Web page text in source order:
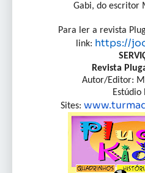
Gabi, do escritor
Para ler a revista
link: https://
Revista
Autor/Editor:
Estúdio
Sites: